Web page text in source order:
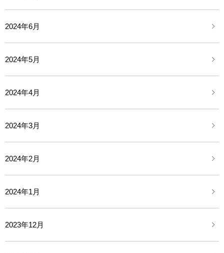
2024年6月
2024年5月
2024年4月
2024年3月
2024年2月
2024年1月
2023年12月